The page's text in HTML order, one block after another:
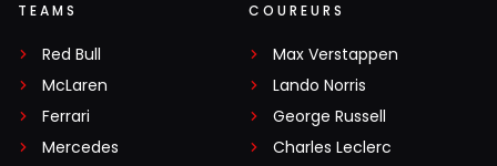
TEAMS
Red Bull
McLaren
Ferrari
Mercedes
COUREURS
Max Verstappen
Lando Norris
George Russell
Charles Leclerc